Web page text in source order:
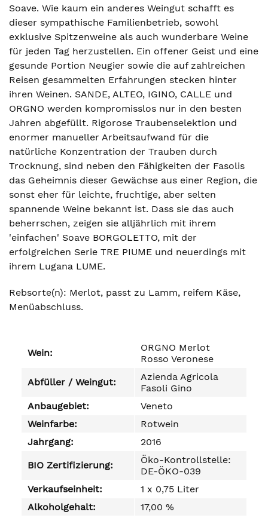
Soave. Wie kaum ein anderes Weingut schafft es
dieser sympathische Familienbetrieb, sowohl
exklusive Spitzenweine als auch wunderbare Weine
für jeden Tag herzustellen. Ein offener Geist und eine
gesunde Portion Neugier sowie die auf zahlreichen
Reisen gesammelten Erfahrungen stecken hinter
ihren Weinen. SANDE, ALTEO, IGINO, CALLE und
ORGNO werden kompromisslos nur in den besten
Jahren abgefüllt. Rigorose Traubenselektion und
enormer manueller Arbeitsaufwand für die
natürliche Konzentration der Trauben durch
Trocknung, sind neben den Fähigkeiten der Fasolis
das Geheimnis dieser Gewächse aus einer Region, die
sonst eher für leichte, fruchtige, aber selten
spannende Weine bekannt ist. Dass sie das auch
beherrschen, zeigen sie alljährlich mit ihrem
'einfachen' Soave BORGOLETTO, mit der
erfolgreichen Serie TRE PIUME und neuerdings mit
ihrem Lugana LUME.
Rebsorte(n): Merlot, passt zu Lamm, reifem Käse,
Menüabschluss.
Wein:
ORGNO Merlot
Rosso Veronese
Abfüller / Weingut:
Azienda Agricola
Fasoli Gino
Anbaugebiet:
Veneto
Weinfarbe:
Rotwein
Jahrgang:
2016
BIO Zertifizierung:
Öko-Kontrollstelle:
DE-ÖKO-039
Verkaufseinheit:
1 x 0,75 Liter
Alkoholgehalt:
17,00 %